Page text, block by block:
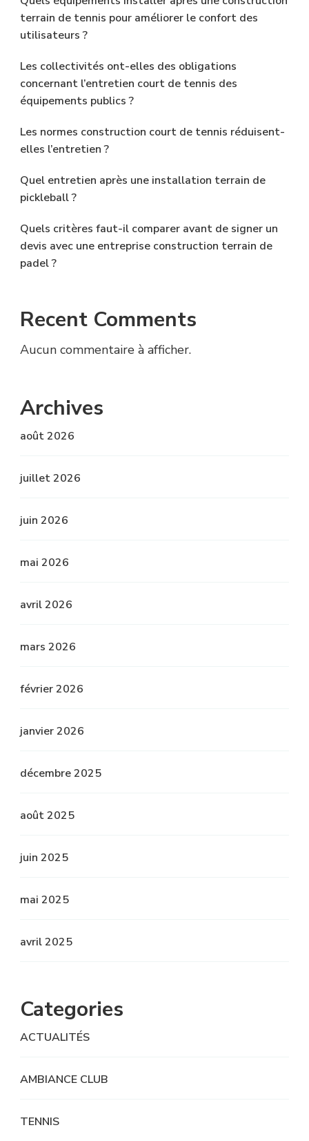
terrain de tennis pour améliorer le confort des
utilisateurs ?
Les collectivités ont-elles des obligations
concernant l’entretien court de tennis des
équipements publics ?
Les normes construction court de tennis réduisent-
elles l’entretien ?
Quel entretien après une installation terrain de
pickleball ?
Quels critères faut-il comparer avant de signer un
devis avec une entreprise construction terrain de
padel ?
Recent Comments
Aucun commentaire à afficher.
Archives
août 2026
juillet 2026
juin 2026
mai 2026
avril 2026
mars 2026
février 2026
janvier 2026
décembre 2025
août 2025
juin 2025
mai 2025
avril 2025
Categories
ACTUALITÉS
AMBIANCE CLUB
TENNIS